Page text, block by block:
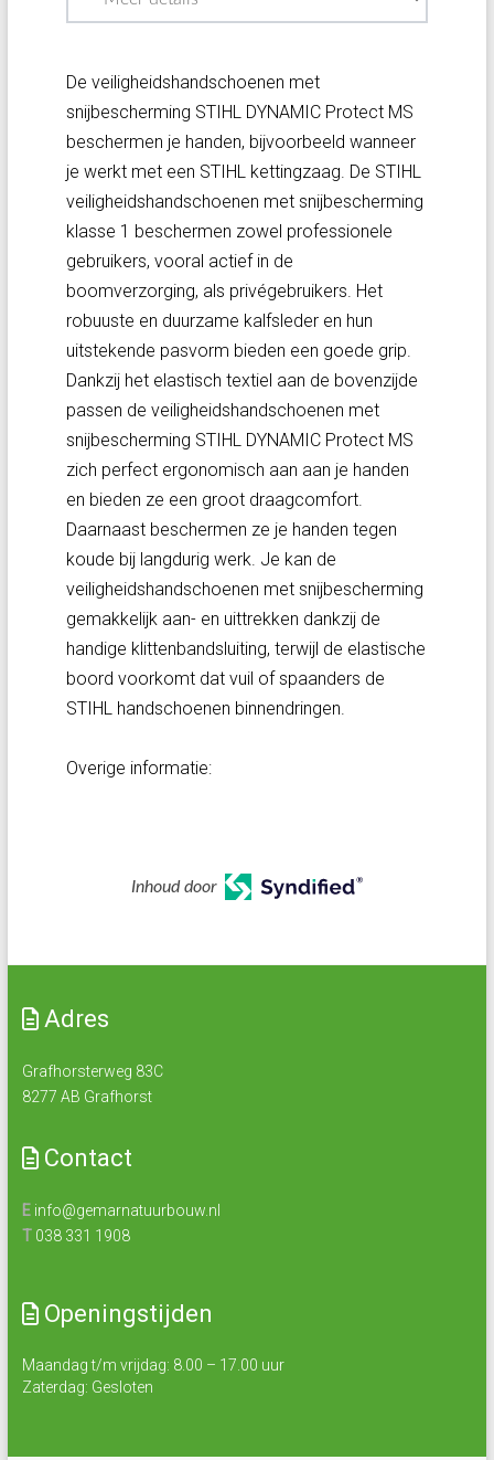
De veiligheidshandschoenen met
snijbescherming STIHL DYNAMIC Protect MS
beschermen je handen, bijvoorbeeld wanneer
je werkt met een STIHL kettingzaag. De STIHL
veiligheidshandschoenen met snijbescherming
klasse 1 beschermen zowel professionele
gebruikers, vooral actief in de
boomverzorging, als privégebruikers. Het
robuuste en duurzame kalfsleder en hun
uitstekende pasvorm bieden een goede grip.
Dankzij het elastisch textiel aan de bovenzijde
passen de veiligheidshandschoenen met
snijbescherming STIHL DYNAMIC Protect MS
zich perfect ergonomisch aan aan je handen
en bieden ze een groot draagcomfort.
Daarnaast beschermen ze je handen tegen
koude bij langdurig werk. Je kan de
veiligheidshandschoenen met snijbescherming
gemakkelijk aan- en uittrekken dankzij de
handige klittenbandsluiting, terwijl de elastische
boord voorkomt dat vuil of spaanders de
STIHL handschoenen binnendringen.
Overige informatie:
Inhoud door
Adres
Grafhorsterweg 83C
8277 AB Grafhorst
Contact
E info@gemarnatuurbouw.nl
T 038 331 1908
Openingstijden
Maandag t/m vrijdag: 8.00 – 17.00 uur
Zaterdag: Gesloten